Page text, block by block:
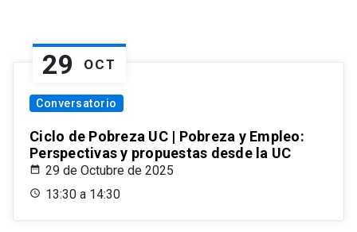
29 OCT
Conversatorio
Ciclo de Pobreza UC | Pobreza y Empleo:
Perspectivas y propuestas desde la UC
29 de Octubre de 2025
13:30 a 14:30